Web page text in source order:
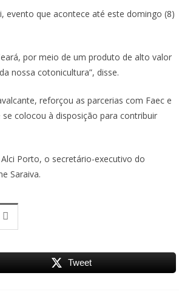
evento que acontece até este domingo (8)
por meio de um produto de alto valor
nossa cotonicultura”, disse.
reforçou as parcerias com Faec e
colocou à disposição para contribuir
Porto, o secretário-executivo do
Saraiva.
Tweet